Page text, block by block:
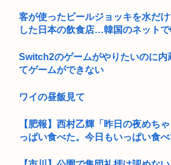
客が使ったビールジョッキを水だ
した日本の飲食店…韓国のネット
Switch2のゲームがやりたいのに内
てゲームができない
ワイの昼飯見て
【肥報】西村乙輝「昨日の夜めち
っぱい食べた。今日もいっぱい食べ